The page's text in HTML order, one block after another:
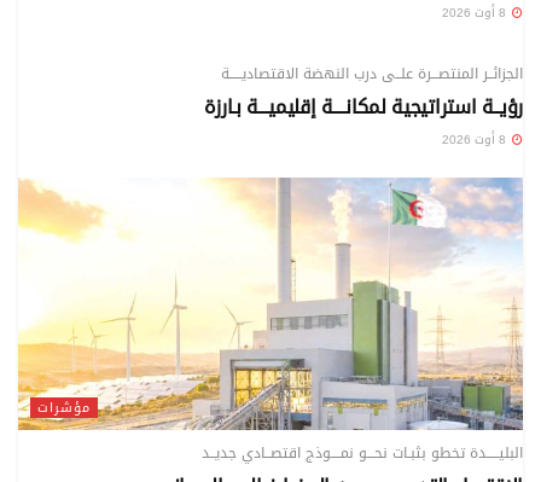
الجزائــر المنتصـــرة علــى درب النهضة الاقتصاديـــــة
رؤيــة استراتيجية لمكانــــة إقليميـــة بـارزة
مؤشرات
البليـــــدة تخطو بثبـات نحـــو نمــــوذج اقتصــادي جديــد